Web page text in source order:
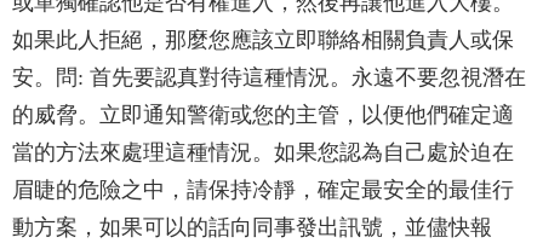
如果此人拒絕，那麼您應該立即聯絡相關負責人或保
安。問: 首先要認真對待這種情況。永遠不要忽視潛在
的威脅。立即通知警衛或您的主管，以便他們確定適
當的方法來處理這種情況。如果您認為自己處於迫在
眉睫的危險之中，請保持冷靜，確定最安全的最佳行
動方案，如果可以的話向同事發出訊號，並儘快報